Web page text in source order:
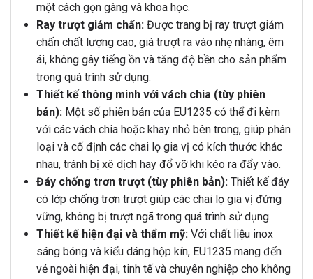
một cách gọn gàng và khoa học.
Ray trượt giảm chấn:Được trang bị ray trượt giảm
chấn chất lượng cao, giá trượt ra vào nhẹ nhàng, êm
ái, không gây tiếng ồn và tăng độ bền cho sản phẩm
trong quá trình sử dụng.
Thiết kế thông minh với vách chia (tùy phiên
bản):Một số phiên bản của EU1235 có thể đi kèm
với các vách chia hoặc khay nhỏ bên trong, giúp phân
loại và cố định các chai lọ gia vị có kích thước khác
nhau, tránh bị xê dịch hay đổ vỡ khi kéo ra đẩy vào.
Đáy chống trơn trượt (tùy phiên bản):Thiết kế đáy
có lớp chống trơn trượt giúp các chai lọ gia vị đứng
vững, không bị trượt ngã trong quá trình sử dụng.
Thiết kế hiện đại và thẩm mỹ:Với chất liệu inox
sáng bóng và kiểu dáng hộp kín, EU1235 mang đến
vẻ ngoài hiện đại, tinh tế và chuyên nghiệp cho không